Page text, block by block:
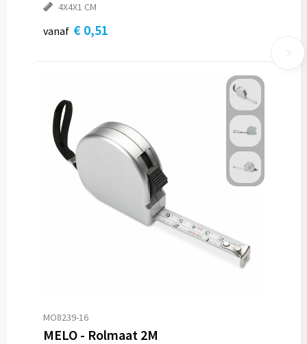
4X4X1 CM
vanaf € 0,51
MO8239-16
MELO - Rolmaat 2M